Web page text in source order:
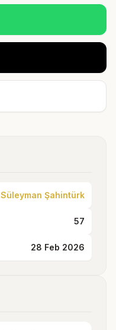
Süleyman Şahintürk
57
28 Feb 2026